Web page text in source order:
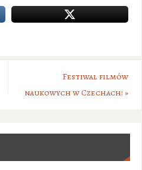
Festiwal filmów
naukowych w Czechach!»